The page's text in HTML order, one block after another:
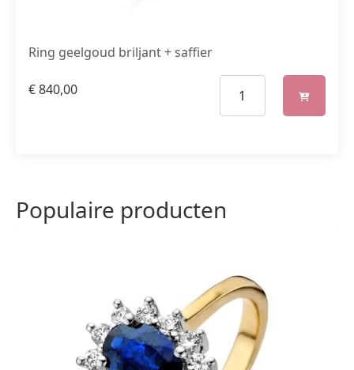
Ring geelgoud briljant + saffier
€840,00
Populaire producten